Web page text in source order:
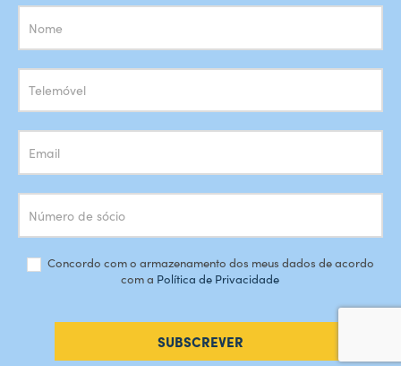
Subscrição
Newsletter
Concordo com o armazenamento dos meus dados de acordo
com a Política de Privacidade
SUBSCREVER